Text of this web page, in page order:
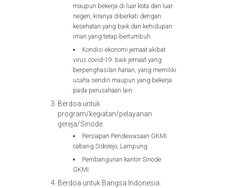
maupun bekerja di luar kota dan luar
negeri, kiranya diberkati dengan
kesehatan yang baik dan kehidupan
iman yang tetap bertumbuh.
Kondisi ekonomi jemaat akibat
virus covid-19: baik jemaat yang
berpenghasilan harian, yang memiliki
usaha sendiri maupun yang bekerja
pada perusahaan lain.
Berdoa untuk
program/kegiatan/pelayanan
gereja/Sinode:
Persiapan Pendewasaan GKMI
cabang Sidorejo, Lampung.
Pembangunan kantor Sinode
GKMI.
Berdoa untuk Bangsa Indonesia: